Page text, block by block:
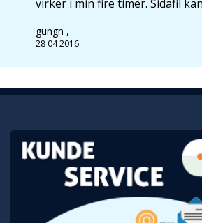
virker i min fire timer. Sidafil
Det er mit indtryk at jeg får en
erektion af Viagra/Sidafil. Cialis
eks. en eftermiddag på P-club.
der at man ikke må. Det
på om man har
gungn ,
28 04 2016